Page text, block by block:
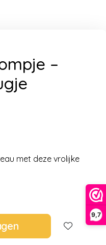
9,7
–
met deze vrolijke